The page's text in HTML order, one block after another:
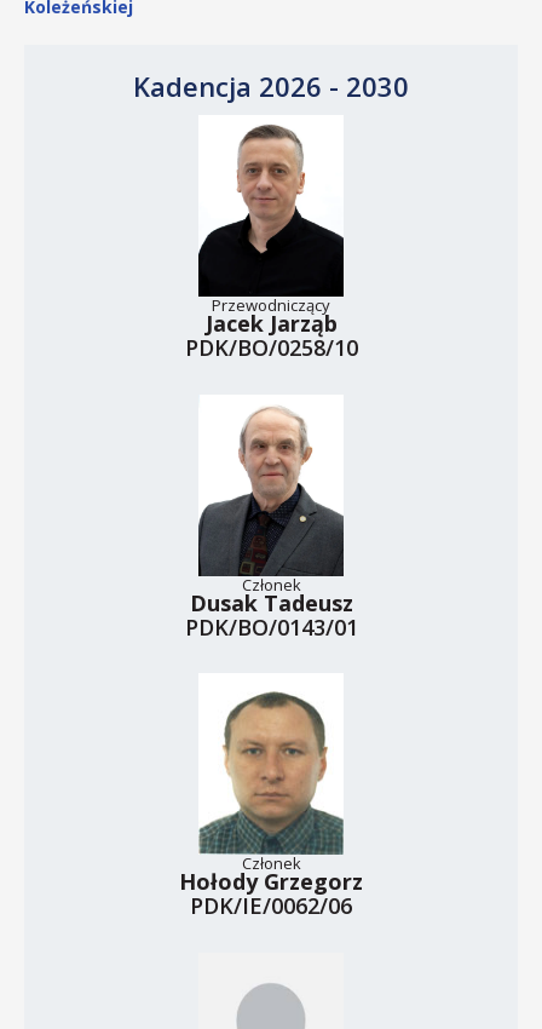
Koleżeńskiej
Kadencja 2026 - 2030
Przewodniczący
Jacek Jarząb
PDK/BO/0258/10
Członek
Dusak Tadeusz
PDK/BO/0143/01
Członek
Hołody Grzegorz
PDK/IE/0062/06